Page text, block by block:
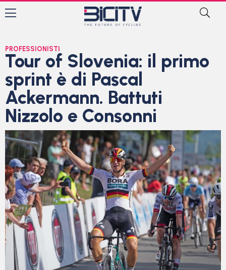
PROFESSIONISTI
Tour of Slovenia: il primo
sprint è di Pascal
Ackermann. Battuti
Nizzolo e Consonni